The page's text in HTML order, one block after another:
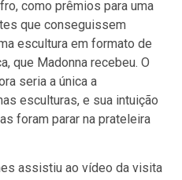
como prêmios para uma
que conseguissem
escultura em formato de
que Madonna recebeu. O
seria a única a
esculturas, e sua intuição
foram parar na prateleira
assistiu ao vídeo da visita